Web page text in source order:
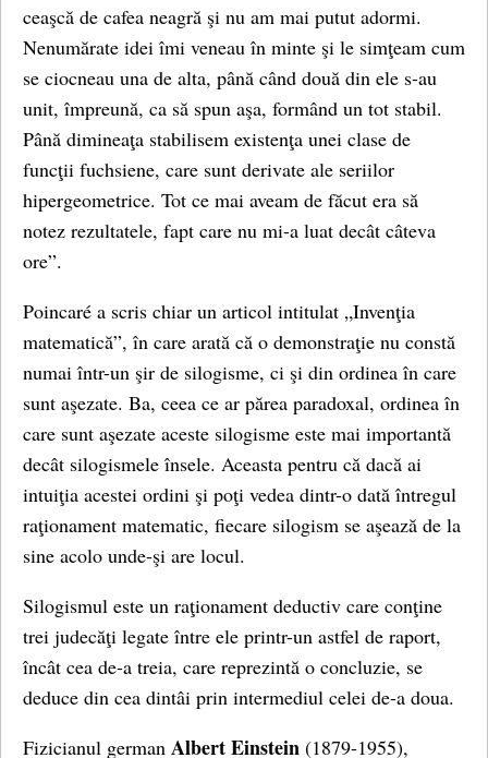
ceaşcă de cafea neagră şi nu am mai putut adormi.
Nenumărate idei îmi veneau în minte şi le simţeam cum
se ciocneau una de alta, până când două din ele s-au
unit, împreună, ca să spun aşa, formând un tot stabil.
Până dimineaţa stabilisem existenţa unei clase de
funcţii fuchsiene, care sunt derivate ale seriilor
hipergeometrice. Tot ce mai aveam de făcut era să
notez rezultatele, fapt care nu mi-a luat decât câteva
ore”.
Poincaré a scris chiar un articol intitulat „Invenţia
matematică”, în care arată că o demonstraţie nu constă
numai într-un şir de silogisme, ci şi din ordinea în care
sunt aşezate. Ba, ceea ce ar părea paradoxal, ordinea în
care sunt aşezate aceste silogisme este mai importantă
decât silogismele însele. Aceasta pentru că dacă ai
intuiţia acestei ordini şi poţi vedea dintr-o dată întregul
raţionament matematic, fiecare silogism se aşează de la
sine acolo unde-şi are locul.
Silogismul este un raţionament deductiv care conţine
trei judecăţi legate între ele printr-un astfel de raport,
încât cea de-a treia, care reprezintă o concluzie, se
deduce din cea dintâi prin intermediul celei de-a doua.
Fizicianul german Albert Einstein (1879-1955),